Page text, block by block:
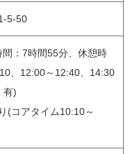
5-50
：7時間55分、休憩時
、12:00～12:40、14:30
有)
(コアタイム10:10～